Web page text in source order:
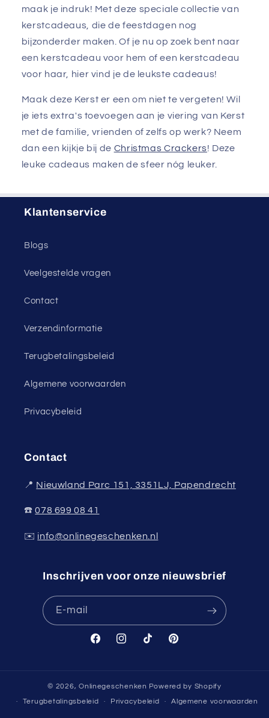
maak je indruk! Met deze speciale collectie van
kerstcadeaus, die de feestdagen nog
bijzonderder maken. Of je nu op zoek bent naar
een kerstcadeau voor hem of een kerstcadeau
voor haar, hier vind je de leukste cadeaus!
Maak deze Kerst er een om niet te vergeten! Wil
je iets extra's toevoegen aan je viering van Kerst
met de familie, vrienden of zelfs op werk? Neem
dan een kijkje bij de Christmas Crackers! Deze
leuke cadeaus maken de sfeer nóg leuker.
Klantenservice
Blogs
Veelgestelde vragen
Contact
Verzendinformatie
Terugbetalingsbeleid
Algemene voorwaarden
Privacybeleid
Contact
📍 Nieuwland Parc 151, 3351LJ, Papendrecht
☎️078 699 08 41
✉️ info@onlinegeschenken.nl
Inschrijven voor onze nieuwsbrief
E‑mail
FacebookInstagram
TikTok Pinterest
© 2026,Onlinegeschenken Powered by Shopify
Terugbetalingsbeleid Privacybeleid Algemene voorwaarden